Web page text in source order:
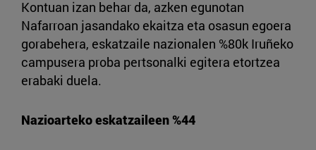
Kontuan izan behar da, azken egunotan
Nafarroan jasandako ekaitza eta osasun egoera
gorabehera, eskatzaile nazionalen %80k Iruñeko
campusera proba pertsonalki egitera etortzea
erabaki duela.
Nazioarteko eskatzaileen %44